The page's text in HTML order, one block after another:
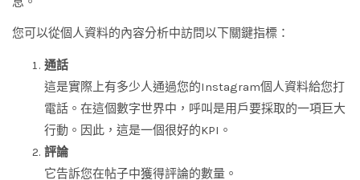
您可以從個人資料的內容分析中訪問以下關鍵指標：
通話
這是實際上有多少人通過您的Instagram個人資料給您打
電話。在這個數字世界中，呼叫是用戶要採取的一項巨大
行動。因此，這是一個很好的KPI。
評論
它告訴您在帖子中獲得評論的數量。